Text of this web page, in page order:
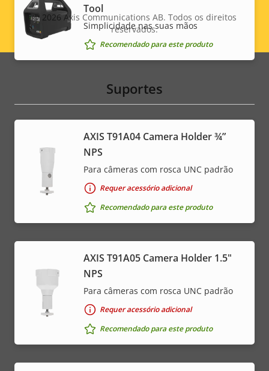
Tool
Simplicidade nas suas mãos
Recomendado para este produto
Suportes
AXIS T91A04 Camera Holder ¾”
NPS
Para câmeras com rosca UNC padrão
Requer acessório adicional
Recomendado para este produto
AXIS T91A05 Camera Holder 1.5"
NPS
Para câmeras com rosca UNC padrão
Requer acessório adicional
Recomendado para este produto
Legal
menu
© 2026 Axis Communications AB. Todos os direitos
reservados.